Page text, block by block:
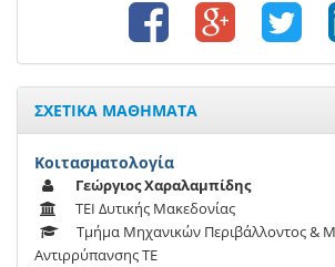
ΣΧΕΤΙΚΑ ΜΑΘΗΜΑΤΑ
Κοιτασματολογία
Γεώργιος Χαραλαμπίδης
ΤΕΙ Δυτικής Μακεδονίας
Τμήμα Μηχανικών Περιβάλλοντος &
Αντιρρύπανσης ΤΕ